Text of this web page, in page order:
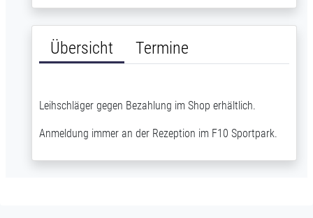
Übersicht Termine
Leihschläger gegen Bezahlung im Shop erhältlich.
Anmeldung immer an der Rezeption im F10 Sportpark.